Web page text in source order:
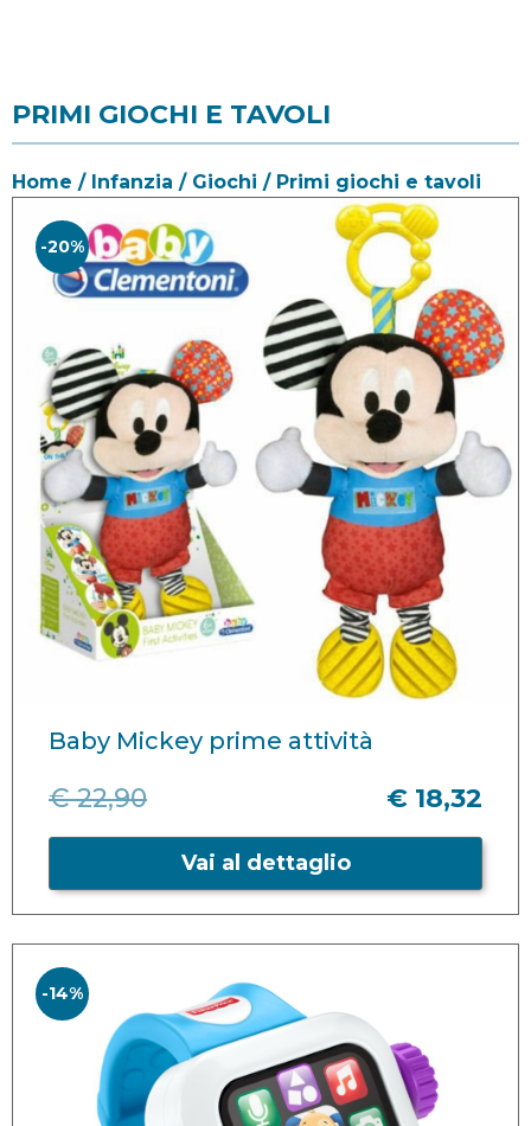
PRIMI GIOCHI E TAVOLI
Home / Infanzia / Giochi / Primi giochi e tavoli
-20%
Baby Mickey prime attività
€ 22,90 € 18,32
Vai al dettaglio
-14%